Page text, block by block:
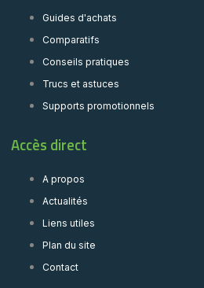
Guides d'achats
Comparatifs
Conseils pratiques
Trucs et astuces
Supports promotionnels
Accès direct
A propos
Actualités
Liens utiles
Plan du site
Contact